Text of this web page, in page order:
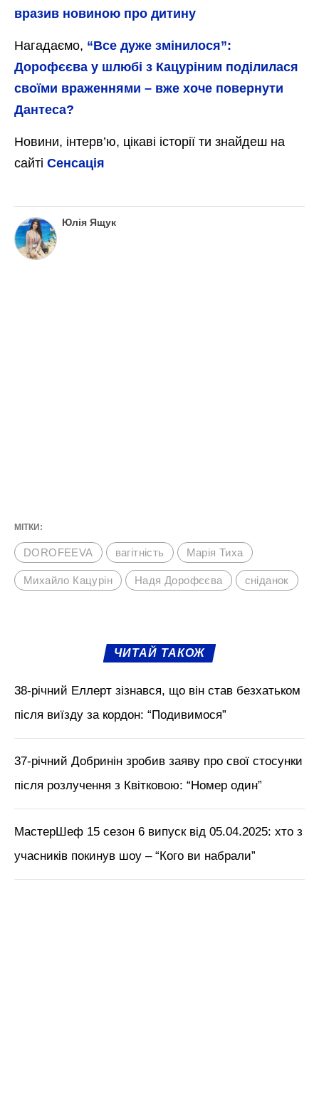
вразив новиною про дитину
Нагадаємо, “Все дуже змінилося”:
Дорофєєва у шлюбі з Кацуріним поділилася
своїми враженнями – вже хоче повернути
Дантеса?
Новини, інтерв’ю, цікаві історії ти знайдеш на
сайті Сенсація
Юлія Ящук
МІТКИ:
DOROFEEVA вагітність Марія Тиха
Михайло Кацурін Надя Дорофєєва сніданок
ЧИТАЙ ТАКОЖ
38-річний Еллерт зізнався, що він став безхатьком
після виїзду за кордон: “Подивимося”
37-річний Добринін зробив заяву про свої стосунки
після розлучення з Квітковою: “Номер один”
МастерШеф 15 сезон 6 випуск від 05.04.2025: хто з
учасників покинув шоу – “Кого ви набрали”